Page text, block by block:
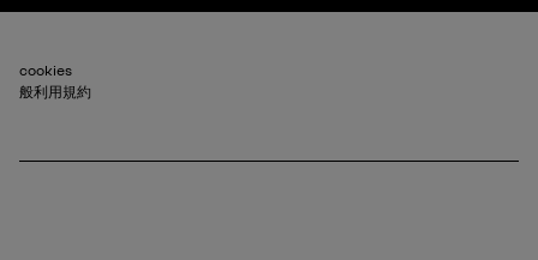
フッター_2
cookies
般利用規約